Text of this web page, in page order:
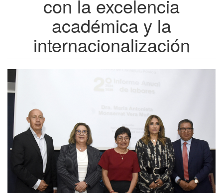
con la excelencia
académica y la
internacionalización